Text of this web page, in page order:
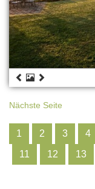
Nächste Seite
1 2 3 4
11
12 13